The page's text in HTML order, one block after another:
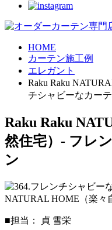
HOME
カーテン施工例
エレガント
Raku Raku
チシャビーなカー
Raku Raku
然住宅）- フレ
ン
■担当： 貞 雪栄